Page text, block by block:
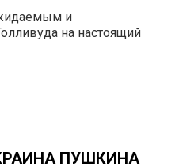
и
на настоящий
ПУШКИНА